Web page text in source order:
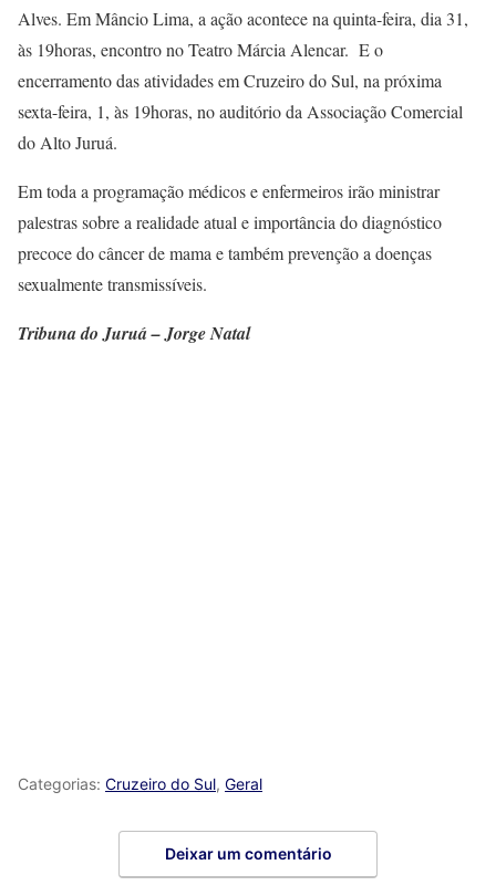
Alves. Em Mâncio Lima, a ação acontece na quinta-feira, dia 31,
às 19horas, encontro no Teatro Márcia Alencar. E o
encerramento das atividades em Cruzeiro do Sul, na próxima
sexta-feira, 1, às 19horas, no auditório da Associação Comercial
do Alto Juruá.
Em toda a programação médicos e enfermeiros irão ministrar
palestras sobre a realidade atual e importância do diagnóstico
precoce do câncer de mama e também prevenção a doenças
sexualmente transmissíveis.
Tribuna do Juruá – Jorge Natal
Categorias: Cruzeiro do Sul, Geral
Deixar um comentário